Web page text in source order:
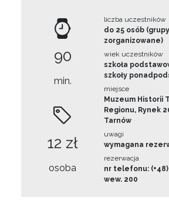
90
min.
12 zł
osoba
liczba uczestników
do 25 osób (grupy
zorganizowane)
wiek uczestników
szkoła
szkoły
miejsce
Muzeum Historii
Regionu, Rynek
Tarnów
uwagi
wymagana
rezerwacja
nr telefonu: (+48)
wew. 200